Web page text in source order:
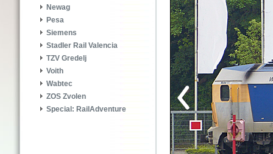
Newag
Pesa
Siemens
Stadler Rail Valencia
TZV Gredelj
Voith
Wabtec
ZOS Zvolen
Special: RailAdventure